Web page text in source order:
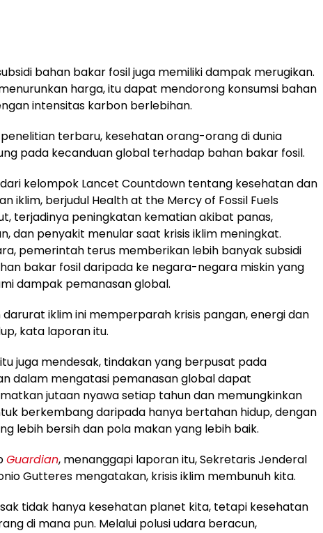
bahan bakar fosil juga memiliki dampak merugikan.
harga, itu dapat mendorong konsumsi bahan
intensitas karbon berlebihan.
terbaru, kesehatan orang-orang di dunia
pada kecanduan global terhadap bahan bakar fosil.
kelompok Lancet Countdown tentang kesehatan dan
iklim, berjudul Health at the Mercy of Fossil Fuels
terjadinya peningkatan kematian akibat panas,
dan penyakit menular saat krisis iklim meningkat.
pemerintah terus memberikan lebih banyak subsidi
bakar fosil daripada ke negara-negara miskin yang
dampak pemanasan global.
darurat iklim ini memperparah krisis pangan, energi dan
kata laporan itu.
juga mendesak, tindakan yang berpusat pada
dalam mengatasi pemanasan global dapat
jutaan nyawa setiap tahun dan memungkinkan
berkembang daripada hanya bertahan hidup, dengan
lebih bersih dan pola makan yang lebih baik.
Guardian, menanggapi laporan itu, Sekretaris Jenderal
Gutteres mengatakan, krisis iklim membunuh kita.
tidak hanya kesehatan planet kita, tetapi kesehatan
di mana pun. Melalui polusi udara beracun,